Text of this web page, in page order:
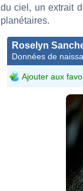
du ciel, un extrait
planétaires.
Roselyn
Données de
Ajouter aux